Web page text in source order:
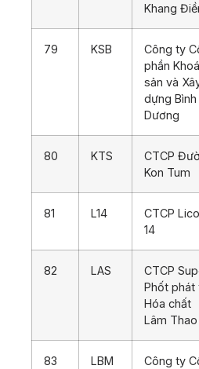
Khang
79 KSB
Công ty
phần
sản và
dựng Bình
Dương
80 KTS
CTCP
Kon Tum
81 L14
CTCP
14
82 LAS
CTCP
Phốt phát
Hóa chất
Lâm Thao
83 LBM
Công ty